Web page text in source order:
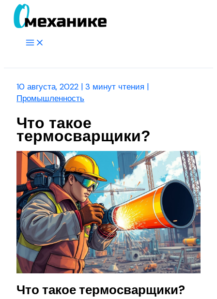
Перейти
Main
10 августа, 2022 |3 минут чтения |
Промышленность
Что такое
термосварщики?
Что такое термосварщики?